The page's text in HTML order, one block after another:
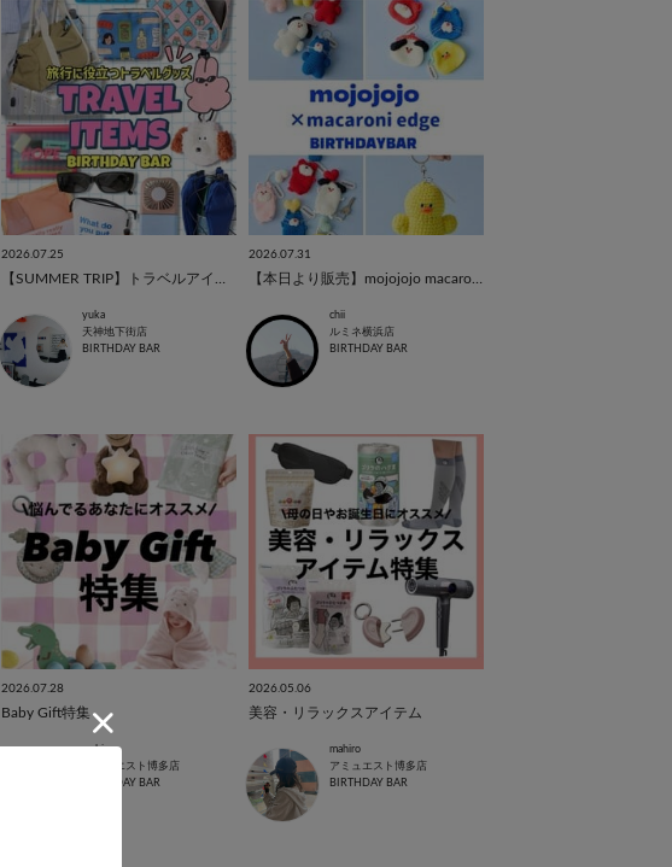
2026.07.25
yuka
天神地下街店
BIRTHDAY BAR
2026.07.31
chii
ルミネ横浜店
BIRTHDAY BAR
2026.07.28
Baby Gift特集
mahiro
アミュエスト博多店
BIRTHDAY BAR
2026.05.06
美容・リラックスアイテム
mahiro
アミュエスト博多店
BIRTHDAY BAR